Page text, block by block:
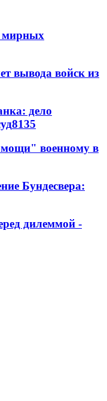
мирных
вывода войск из
дело
8135
военному в
Бундесвера:
дилеммой -